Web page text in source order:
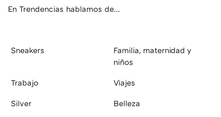
En Trendencias hablamos de...
Sneakers
Familia, maternidad y
niños
Trabajo Viajes
Silver Belleza